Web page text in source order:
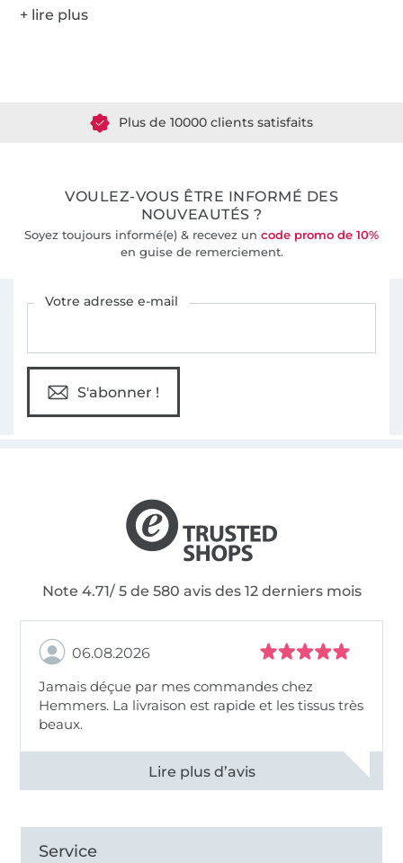
VOULEZ-VOUS ÊTRE INFORMÉ DES
NOUVEAUTÉS ?
Soyez toujours informé(e) & recevez un code promo de 10%
en guise de remerciement.
Votre adresse e-mail
S'abonner !
Note 4.71/ 5 de 580 avis des 12 derniers mois
06.08.2026
Jamais déçue par mes commandes chez
Hemmers. La livraison est rapide et les tissus très
beaux.
Voir tous les 11495 commentaires
Service